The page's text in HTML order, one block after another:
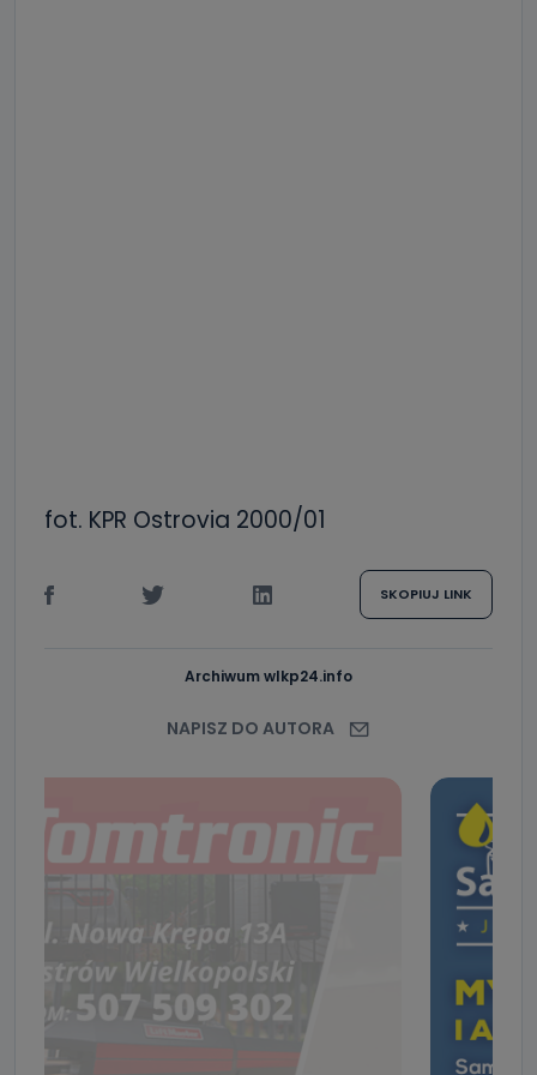
fot. KPR Ostrovia 2000/01
SKOPIUJ LINK
Archiwum wlkp24.info
NAPISZ DO AUTORA